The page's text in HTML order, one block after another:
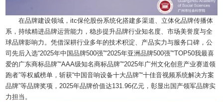
在品牌建设领域，itc保伦股份系统化搭建多渠道、立体化品牌传播体
系，持续精进品牌运营能力，稳步提升品牌行业知名度、市场美誉度与全
球品牌影响力。凭借深耕行业多年的技术积淀、产品实力与服务口碑，公
司先后入选“2025年中国品牌500强”“2025年亚洲品牌500强”“TOP50我最喜
爱的广东商标品牌”“AAA级知名商标品牌”“2025年广州文化创意产业赛道领
跑者”等权威榜单，斩获“中国音响设备十大品牌”“十佳音视频系统解决方案
品牌”等品牌奖项，2025年品牌价值达131.96亿元，彰显出国产领军品牌实
力担当。